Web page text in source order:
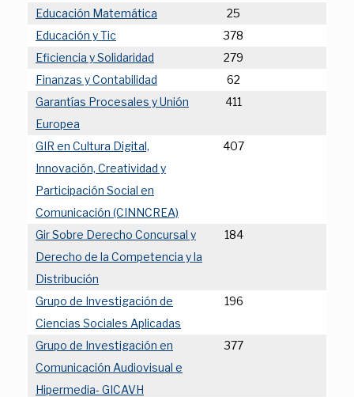
Educación Matemática
25
Educación y Tic
378
Eficiencia y Solidaridad
279
Finanzas y Contabilidad
62
Garantías Procesales y Unión
Europea
411
GIR en Cultura Digital,
Innovación, Creatividad y
Participación Social en
Comunicación (CINNCREA)
407
Gir Sobre Derecho Concursal y
Derecho de la Competencia y la
Distribución
184
Grupo de Investigación de
Ciencias Sociales Aplicadas
196
Grupo de Investigación en
Comunicación Audiovisual e
Hipermedia- GICAVH
377